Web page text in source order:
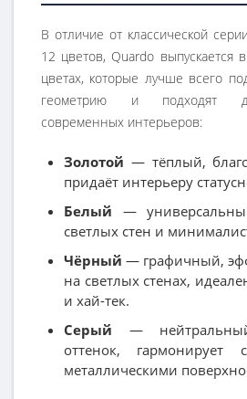
В отличие от классической
12 цветов, Quardo выпускается
цветах, которые лучше всего
геометрию и подходят
современных интерьеров:
Золотой — тёплый,
придаёт интерьеру
Белый —
светлых стен и
Чёрный — графичный,
на светлых стенах,
и хай-тек.
Серый —
оттенок,
металлическими